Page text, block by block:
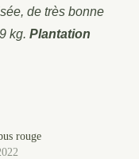
de très bonne
kg.Plantation
rouge